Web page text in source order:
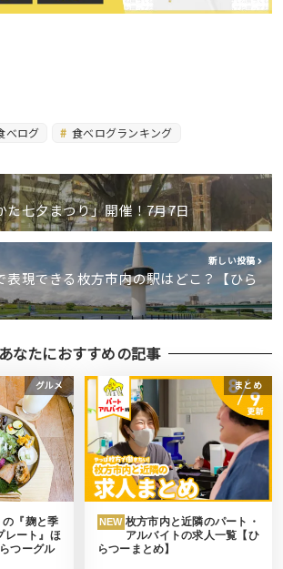
べログ 食べログランキング
た七夕まつり」開催！7月7日
新しい投稿
表現できる枚方市内の駅はどこ？【ひら
あなたにおすすめの記事
グルメ
の『麹と季
レート』ほ
つーグル
まとめ
NEW 枚方市内と近隣のパート・
アルバイトの求人一覧【ひ
らつーまとめ】